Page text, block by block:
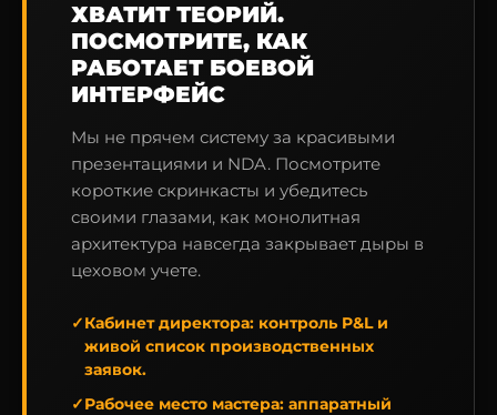
ХВАТИТ ТЕОРИЙ.
ПОСМОТРИТЕ, КАК
РАБОТАЕТ БОЕВОЙ
ИНТЕРФЕЙС
Мы не прячем систему за красивыми
презентациями и NDA. Посмотрите
короткие скринкасты и убедитесь
своими глазами, как монолитная
архитектура навсегда закрывает дыры в
цеховом учете.
✓Кабинет директора: контроль P&L и
живой список производственных
заявок.
✓Рабочее место мастера: аппаратный